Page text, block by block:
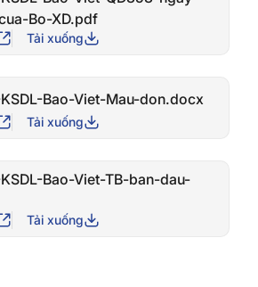
Bo-XD.pdf
Tải xuống
Bao-Viet-Mau-don.docx
Tải xuống
Bao-Viet-TB-ban-dau-
Tải xuống